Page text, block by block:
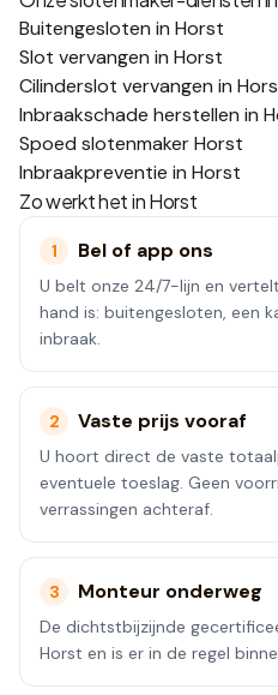
Buitengesloten in Horst
Slot vervangen in Horst
Cilinderslot vervangen in
Inbraakschade herstellen in
Spoed slotenmaker Horst
Inbraakpreventie in Horst
Zo werkt het inHorst
1 Bel of app ons
U belt onze 24/7-lijn en
hand is: buitengesloten, een
inbraak.
2 Vaste prijs vooraf
U hoort direct de vaste
eventuele toeslag. Geen
verrassingen achteraf.
3 Monteur onderweg
De dichtstbijzijnde
Horst en is er in de regel